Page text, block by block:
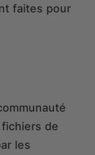
faites pour
de
les